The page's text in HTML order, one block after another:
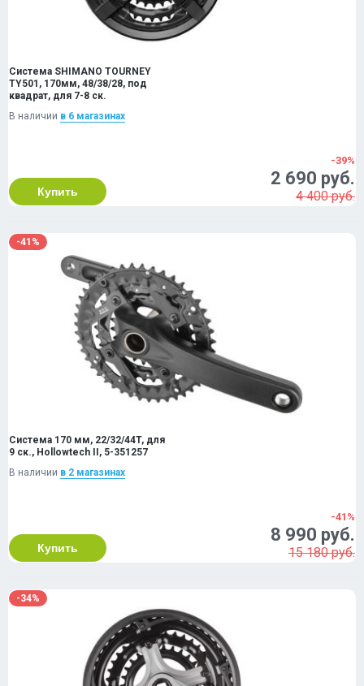
Система SHIMANO TOURNEY
TY501, 170мм, 48/38/28, под
квадрат, для 7-8 ск.
В наличии в 6 магазинах
Купить
-39%
2 690 руб.
4 400 руб.
-41%
Система 170 мм, 22/32/44T, для
9 ск., Hollowtech II, 5-351257
В наличии в 2 магазинах
Купить
-41%
8 990 руб.
15 180 руб.
-34%